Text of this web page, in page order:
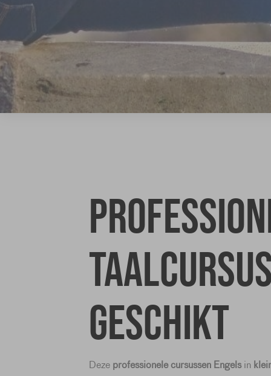
taalcursus
geschikt
Deze professionele cursussen Engelsin